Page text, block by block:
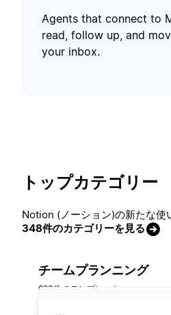
Agents that connect to
read, follow up, and
your inbox.
トップカテゴリー
Notion (ノーション)の新たな使
348件のカテゴリーを見る
チームプランニング
683件のテンプレート